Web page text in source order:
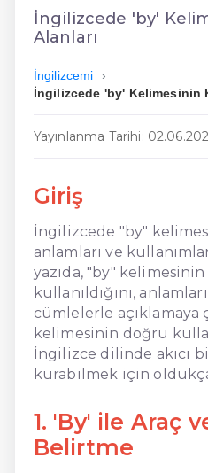
En Uygun İngilizce
İngilizcede 'by'
Alanları
İngilizcemi
İngilizcede 'by' Kelimesinin
Yayınlanma Tarihi:
Giriş
İngilizcede "by"
anlamları ve
yazıda, "by"
kullanıldığını,
cümlelerle açıklamaya
kelimesinin doğru
İngilizce dilinde akıcı
kurabilmek için
1. 'By' ile Araç
Belirtme